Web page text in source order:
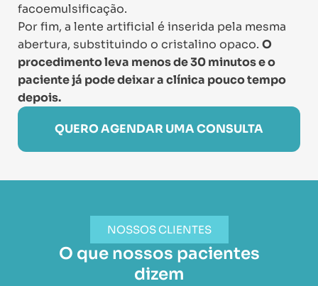
facoemulsificação.
Por fim, a lente artificial é inserida pela mesma
abertura, substituindo o cristalino opaco. O
procedimento leva menos de 30 minutos e o
paciente já pode deixar a clínica pouco tempo
depois.
QUERO AGENDAR UMA CONSULTA
NOSSOS CLIENTES
O que nossos pacientes
dizem